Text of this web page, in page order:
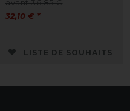
avant 36,85 €
32,10 € *
LISTE DE SOUHAITS